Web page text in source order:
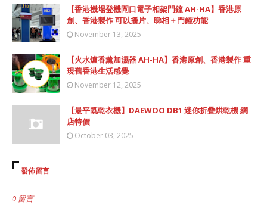
【香港機場登機閘口電子相架門鐘 AH-HA】香港原
創、香港製作 可以播片、睇相＋門鐘功能
November 13, 2025
【火水爐香薰加濕器 AH-HA】香港原創、香港製作 重
現舊香港生活感覺
November 12, 2025
【最平既乾衣機】DAEWOO DB1 迷你折疊烘乾機 網
店特價
October 03, 2025
發佈留言
0 留言